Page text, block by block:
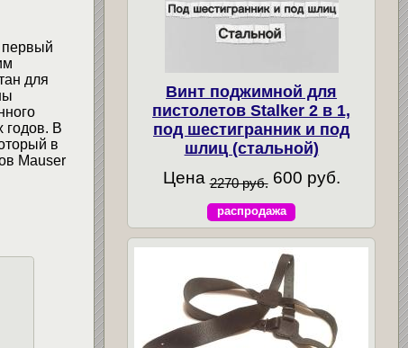
первый
для
годов. В
в
Mauser
Винт поджимной для
пистолетов Stalker 2 в 1,
под шестигранник и под
шлиц (стальной)
Цена 2270 руб. 600 руб.
распродажа